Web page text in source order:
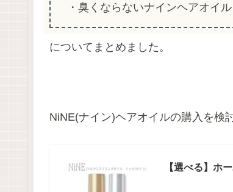
・臭くならないナインヘアオイ
についてまとめました。
NiNE(ナイン)ヘアオイルの購入を検
【選べる】ホ